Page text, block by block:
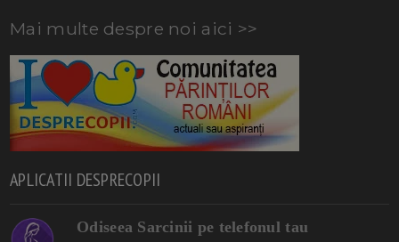
Mai multe despre noi aici >>
APLICATII DESPRECOPII
Odiseea Sarcinii pe telefonul tau